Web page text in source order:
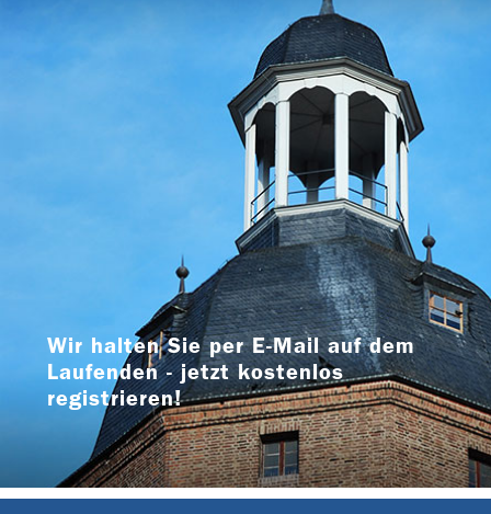
Wir halten Sie per E-Mail auf dem
Laufenden - jetzt kostenlos
registrieren!